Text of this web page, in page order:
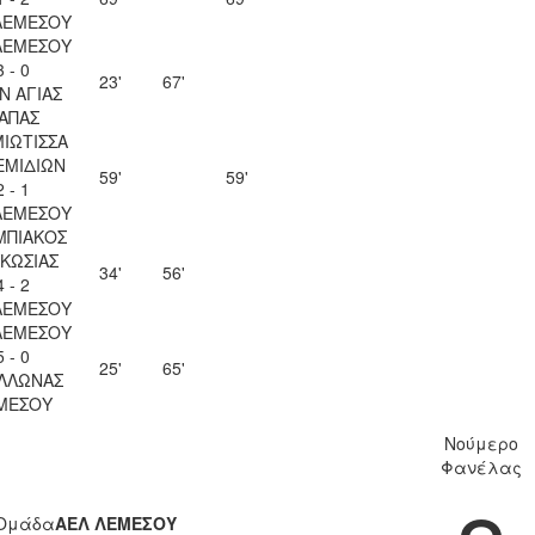
- 0
ΑΓΙΑΣ
23' 67'
- 1
59' 59'
- 2
34' 56'
- 0
25' 65'
ΑΕΛ ΛΕΜΕΣΟΥ
Νούμερο
Φανέλας